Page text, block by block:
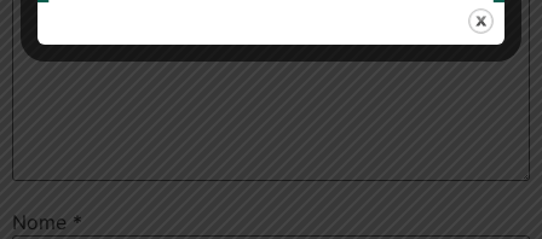
Nome *